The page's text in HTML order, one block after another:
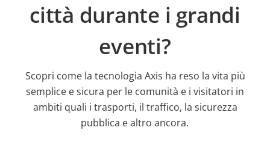
città durante i grandi
eventi?
Scopri come la tecnologia Axis ha reso la vita più
semplice e sicura per le comunità e i visitatori in
ambiti quali i trasporti, il traffico, la sicurezza
pubblica e altro ancora.